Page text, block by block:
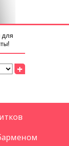
для
+